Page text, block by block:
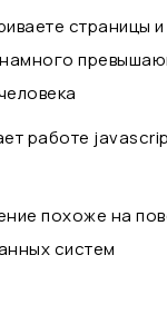
страницы и
работе
похоже на
систем